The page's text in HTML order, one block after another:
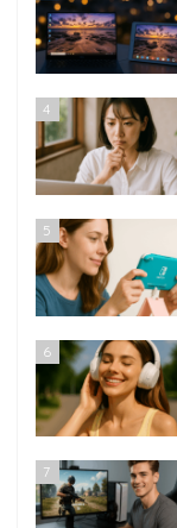
4
5
6
7